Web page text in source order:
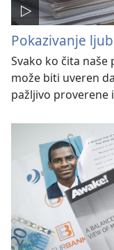
Pokazivanje
Svako ko čita
može biti uveren
pažljivo proverene